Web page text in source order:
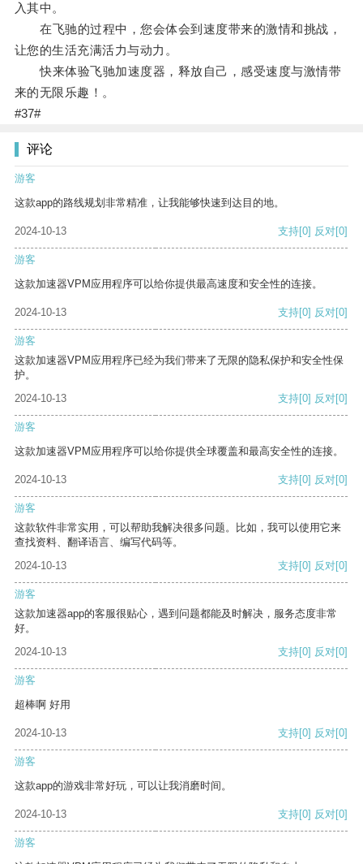
入其中。
在飞驰的过程中，您会体会到速度带来的激情和挑战，
让您的生活充满活力与动力。
快来体验飞驰加速度器，释放自己，感受速度与激情带
来的无限乐趣！。
#37#
评论
游客
这款app的路线规划非常精准，让我能够快速到达目的地。
2024-10-13 支持[0] 反对[0]
游客
这款加速器VPM应用程序可以给你提供最高速度和安全性的连接。
2024-10-13 支持[0] 反对[0]
游客
这款加速器VPM应用程序已经为我们带来了无限的隐私保护和安全性保
护。
2024-10-13
支持[0] 反对[0]
游客
这款加速器VPM应用程序可以给你提供全球覆盖和最高安全性的连接。
2024-10-13 支持[0] 反对[0]
游客
这款软件非常实用，可以帮助我解决很多问题。比如，我可以使用它来
查找资料、翻译语言、编写代码等。
2024-10-13
支持[0] 反对[0]
游客
这款加速器app的客服很贴心，遇到问题都能及时解决，服务态度非常
好。
2024-10-13
支持[0] 反对[0]
游客
超棒啊 好用
2024-10-13 支持[0] 反对[0]
游客
这款app的游戏非常好玩，可以让我消磨时间。
2024-10-13 支持[0] 反对[0]
游客